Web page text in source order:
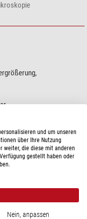
und um unseren
über Ihre Nutzung
weiter, die diese mit anderen
gestellt haben oder
Nein, anpassen